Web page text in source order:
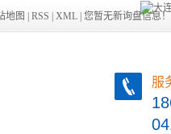
地图 RSS XML 您暂无新询盘信息！
服